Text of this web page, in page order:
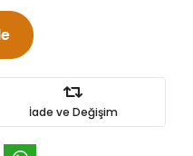
İade ve Değişim